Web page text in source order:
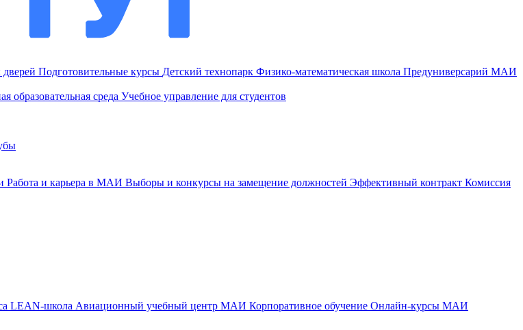
Подготовительные курсы Детский технопарк Физико-математическая школа Предуниверсарий МАИ
образовательная среда Учебное управление для студентов
Работа и карьера в МАИ Выборы и конкурсы на замещение должностей Эффективный контракт Комиссия
LEAN-школа Авиационный учебный центр МАИ Корпоративное обучение Онлайн-курсы МАИ